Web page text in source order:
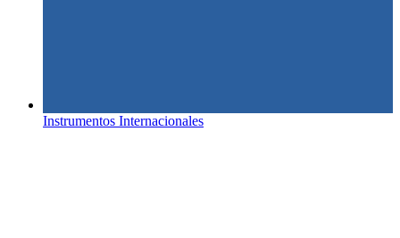
Instrumentos Internacionales